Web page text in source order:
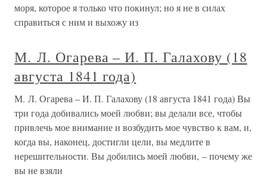
моря, которое я только что покинул; но я не в силах
справиться с ним и выхожу из
М. Л. Огарева – И. П. Галахову (18
августа 1841 года)
М. Л. Огарева – И. П. Галахову (18 августа 1841 года) Вы
три года добивались моей любви; вы делали все, чтобы
привлечь мое внимание и возбудить мое чувство к вам, и,
когда вы, наконец, достигли цели, вы медлите в
нерешительности. Вы добились моей любви, – почему же
вы не взяли